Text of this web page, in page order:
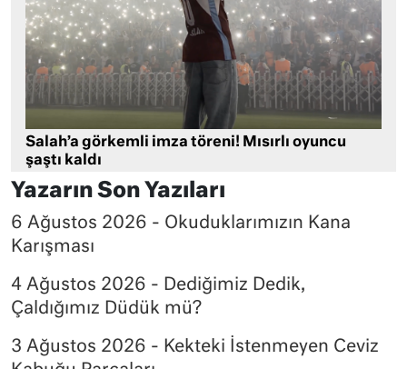
Salah’a görkemli imza töreni! Mısırlı oyuncu
şaştı kaldı
Yazarın Son Yazıları
6 Ağustos 2026 - Okuduklarımızın Kana
Karışması
4 Ağustos 2026 - Dediğimiz Dedik,
Çaldığımız Düdük mü?
3 Ağustos 2026 - Kekteki İstenmeyen Ceviz